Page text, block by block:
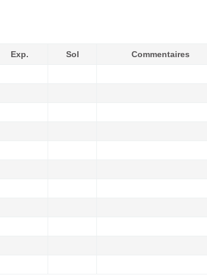
Exp. Sol Commentaires